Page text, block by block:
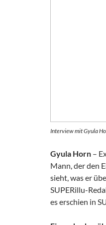
Interview mit Gyula
Gyula Horn –
Mann, der den
sieht, was er
SUPERillu-
es erschien in